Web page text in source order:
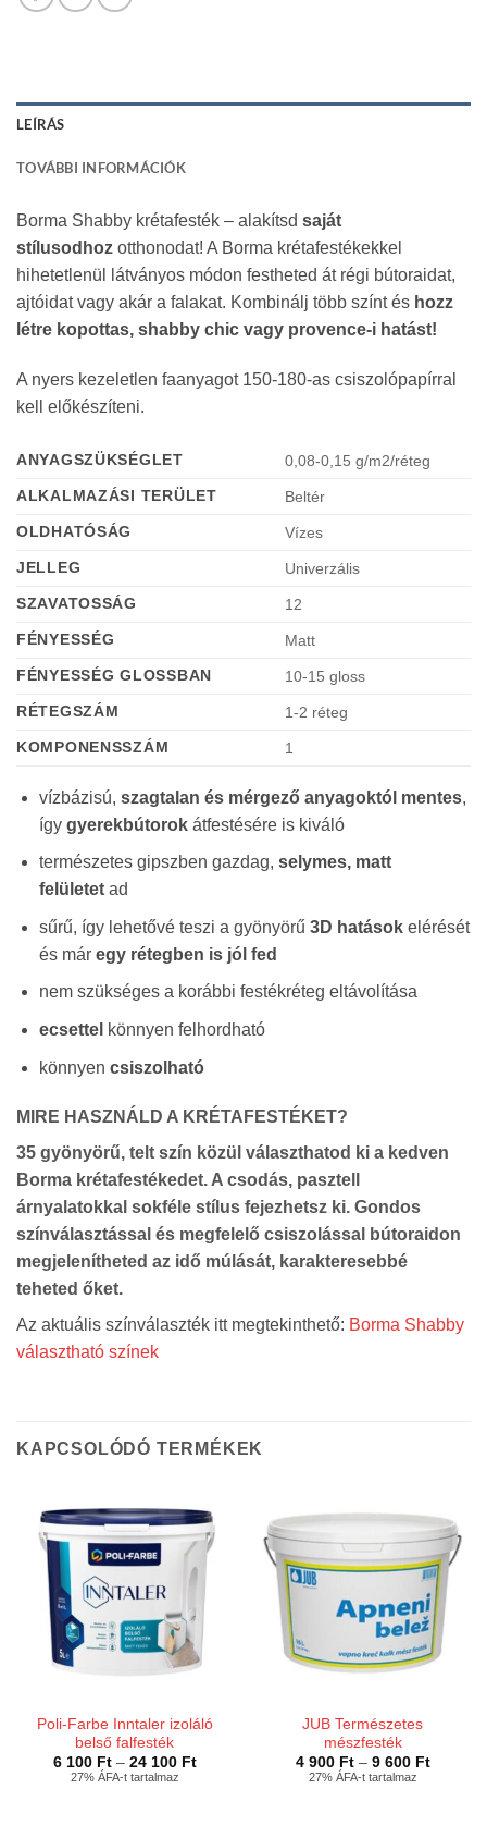
LEÍRÁS
TOVÁBBI INFORMÁCIÓK
Borma Shabby krétafesték – alakítsd saját
stílusodhoz otthonodat! A Borma krétafestékekkel
hihetetlenül látványos módon festheted át régi bútoraidat,
ajtóidat vagy akár a falakat. Kombinálj több színt és hozz
létre kopottas, shabby chic vagy provence-i hatást!
A nyers kezeletlen faanyagot 150-180-as csiszolópapírral
kell előkészíteni.
ANYAGSZÜKSÉGLET
0,08-0,15 g/m2/réteg
ALKALMAZÁSI TERÜLET
Beltér
OLDHATÓSÁG
Vízes
JELLEG
Univerzális
SZAVATOSSÁG
12
FÉNYESSÉG
Matt
FÉNYESSÉG GLOSSBAN
10-15 gloss
RÉTEGSZÁM
1-2 réteg
KOMPONENSSZÁM
1
vízbázisú, szagtalan és mérgező anyagoktól mentes,
így gyerekbútorokátfestésére is kiváló
természetes gipszben gazdag, selymes, matt
felületetad
sűrű, így lehetővé teszi a gyönyörű 3D hatásokelérését
és már egy rétegben is jól fed
nem szükséges a korábbi festékréteg eltávolítása
ecsettel könnyen felhordható
könnyen csiszolható
MIRE HASZNÁLD A KRÉTAFESTÉKET?
35 gyönyörű, telt szín közül választhatod ki a kedven
Borma krétafestékedet. A csodás, pasztell
árnyalatokkal sokféle stílus fejezhetsz ki. Gondos
színválasztással és megfelelő csiszolással bútoraidon
megjelenítheted az idő múlását, karakteresebbé
teheted őket.
Az aktuális színválaszték itt megtekinthető: Borma Shabby
választható színek
KAPCSOLÓDÓ TERMÉKEK
Poli-Farbe Inntaler izoláló
belső falfesték
6 100 Ft – 24 100 FtÁrtartomány:
27% ÁFA-t tartalmaz
JUB Természetes
mészfesték
4 900 Ft – 9 600 Ft
27% ÁFA-t tartalmaz